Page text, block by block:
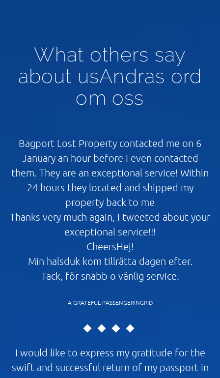
What others say
about usAndras ord
om oss
Bagport Lost Property contacted me on 6
January an hour before I even contacted
them. They are an exceptional service! Within
24 hours they located and shipped my
property back to me
Thanks very much again, I tweeted about your
exceptional service!!!
CheersHej!
Min halsduk kom tillrätta dagen efter.
Tack, för snabb o vänlig service.
A GRATEFUL PASSENGERINGRID
I would like to express my gratitude for the
swift and successful return of my passport in